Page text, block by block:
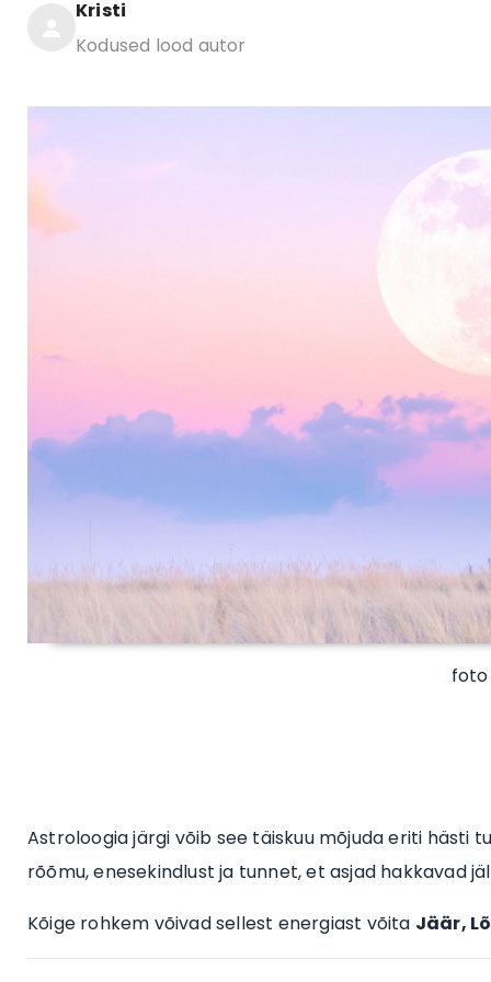
Kristi
Kodused lood autor
foto
Astroloogia järgi võib see täiskuu mõjuda eriti hästi
rõõmu, enesekindlust ja tunnet, et asjad hakkavad
Kõige rohkem võivad sellest energiast võita Jäär,